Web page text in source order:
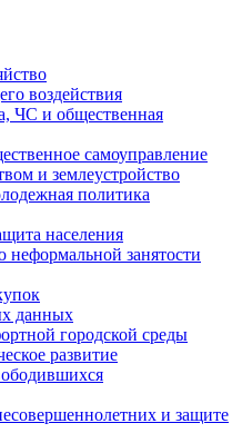
воздействия
ЧС и общественная
самоуправление
и землеустройство
политика
населения
занятости
данных
городской среды
развитие
и защите